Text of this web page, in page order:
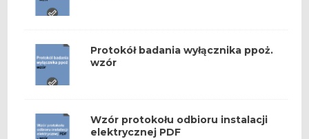
Protokół badania wyłącznika ppoż.
wzór
Wzór protokołu odbioru instalacji
elektrycznej PDF